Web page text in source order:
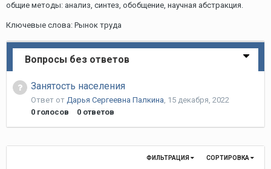
общие методы: анализ, синтез, обобщение, научная абстракция.
Ключевые слова: Рынок труда
Вопросы без ответов
Занятость населения
Ответ от Дарья Сергеевна Палкина, 15 декабря, 2022
0 голосов 0 ответов
СОРТИРОВКА
ФИЛЬТРАЦИЯ